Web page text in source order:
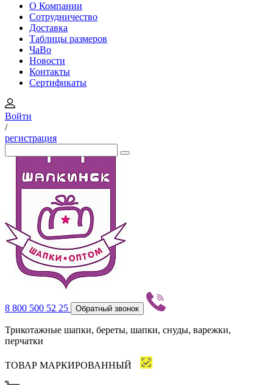
О Компании
Сотрудничество
Доставка
Таблицы размеров
ЧаВо
Новости
Контакты
Сертификаты
Войти
/
регистрация
8 800 500 52 25 Обратный звонок
Трикотажные шапки, береты, шапки, снуды, варежки,
перчатки
ТОВАР МАРКИРОВАННЫЙ